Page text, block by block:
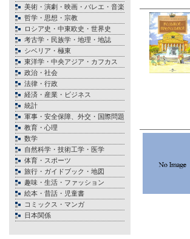
美術・演劇・映画・バレエ・音楽
哲学・思想・宗教
ロシア史・中東欧史・世界史
考古学・民族学・地理・地誌
シベリア・極東
東洋学・中央アジア・カフカス
政治・社会
法律・行政
経済・産業・ビジネス
統計
軍事・安全保障、外交・国際問題
教育・心理
数学
自然科学・技術工学・医学
体育・スポーツ
旅行・ガイドブック・地図
趣味・生活・ファッション
絵本・昔話・児童書
コミックス・マンガ
日本関係